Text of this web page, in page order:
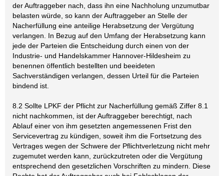
der Auftraggeber nach, dass ihn eine Nachholung unzumutbar
belasten würde, so kann der Auftraggeber an Stelle der
Nacherfüllung eine anteilige Herabsetzung der Vergütung
verlangen. In Bezug auf den Umfang der Herabsetzung kann
jede der Parteien die Entscheidung durch einen von der
Industrie- und Handelskammer Hannover-Hildesheim zu
benennen öffentlich bestellten und beeideten
Sachverständigen verlangen, dessen Urteil für die Parteien
bindend ist.
8.2 Sollte LPKF der Pflicht zur Nacherfüllung gemäß Ziffer 8.1
nicht nachkommen, ist der Auftraggeber berechtigt, nach
Ablauf einer von ihm gesetzten angemessenen Frist den
Servicevertrag zu kündigen, soweit ihm die Fortsetzung des
Vertrages wegen der Schwere der Pflichtverletzung nicht mehr
zugemutet werden kann, zurückzutreten oder die Vergütung
entsprechend den gesetzlichen Vorschriften zu mindern. Diese